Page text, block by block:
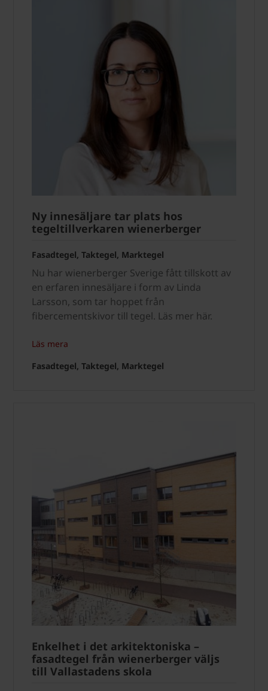
Ny innesäljare tar plats hos
tegeltillverkaren wienerberger
Fasadtegel, Taktegel, Marktegel
Nu har wienerberger Sverige fått tillskott av
en erfaren innesäljare i form av Linda
Larsson, som tar hoppet från
fibercementskivor till tegel. Läs mer här.
Läs mera
Fasadtegel, Taktegel, Marktegel
Enkelhet i det arkitektoniska –
fasadtegel från wienerberger väljs
till Vallastadens skola